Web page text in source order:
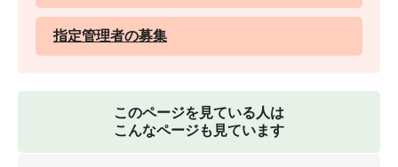
指定管理者の募集
このページを見ている人は
こんなページも見ています